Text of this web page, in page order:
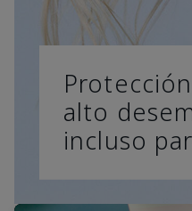
alto
incluso